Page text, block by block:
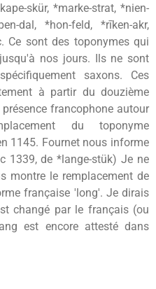
skür, *marke-strat, *nien-
dal, *hon-feld, *rīken-akr,
Ce sont des toponymes qui
nos jours. Ils ne sont
saxons. Ces
à partir du douzième
francophone autour
du toponyme
1145. Fournet nous informe
1339, de *lange-stük) Je ne
montre le remplacement de
française 'long'. Je dirais
changé par le français (ou
est encore attesté dans